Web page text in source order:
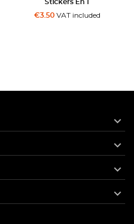
VAT included



